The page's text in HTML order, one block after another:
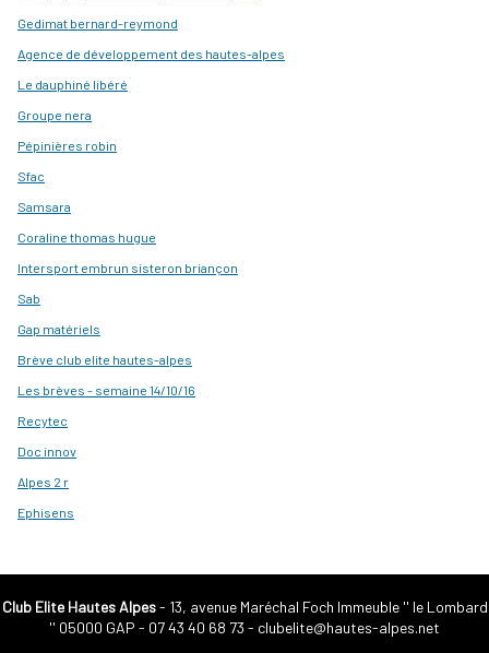
Gedimat bernard-reymond
Agence de développement des hautes-alpes
Le dauphiné libéré
Groupe nera
Pépinières robin
Sfac
Samsara
Coraline thomas hugue
Intersport embrun sisteron briançon
Sab
Gap matériels
Brève club elite hautes-alpes
Les brèves - semaine 14/10/16
Recytec
Doc innov
Alpes 2 r
Ephisens
Club Elite Hautes Alpes- 13, avenue Maréchal Foch Immeuble '' le Lombard
'' 05000 GAP - 07 43 40 68 73 - clubelite@hautes-alpes.net